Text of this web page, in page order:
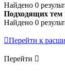
Найдено 0
Подходящих тем
Найдено 0
Перейти к
Перейти